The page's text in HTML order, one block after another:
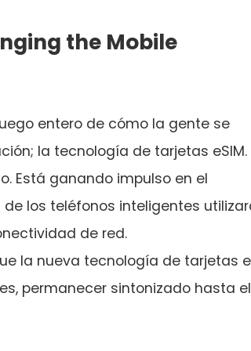
the Mobile
entero de cómo la gente se
la tecnología de tarjetas eSIM.
Está ganando impulso en el
de los teléfonos inteligentes
de red.
la nueva tecnología de tarjetas
permanecer sintonizado hasta el